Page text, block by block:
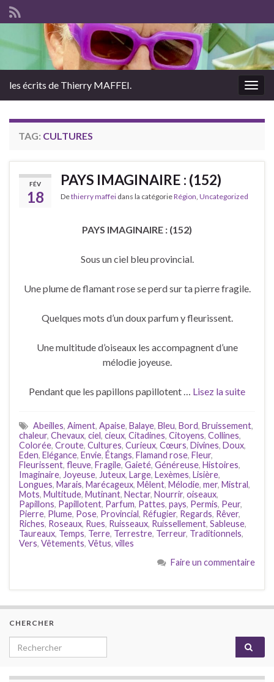
les écrits de Thierry MAFFEI.
TAG: CULTURES
FÉV
18
PAYS IMAGINAIRE : (152)
Dethierry maffei dans la catégorieRégion Uncategorized
PAYS IMAGINAIRE : (152)
Sous un ciel bleu provincial.
Une plume de flamant rose se perd sur ta pierre fragile.
Quelques mots d’un doux parfum y fleurissent.
Une multitude d’oiseaux les accompagnent d’une
mélodie joyeuse.
Pendant que les papillons papillotent … Lisez la suite
Abeilles, Aiment, Apaise, Balaye, Bleu, Bord, Bruissement,
chaleur, Chevaux, ciel, cieux, Citadines, Citoyens, Collines,
Colorée, Croute, Cultures, Curieux, Cœurs, Divines, Doux,
Eden, Elégance, Envie, Étangs, Flamand rose, Fleur,
Fleurissent, fleuve, Fragile, Gaieté, Généreuse, Histoires,
Imaginaire, Joyeuse, Juteux, Large, Lexèmes, Lisière,
Longues, Marais, Marécageux, Mêlent, Mélodie, mer, Mistral,
Mots, Multitude, Mutinant, Nectar, Nourrir, oiseaux,
Papillons, Papillotent, Parfum, Pattes, pays, Permis, Peur,
Pierre, Plume, Pose, Provincial, Réfugier, Regards, Rêver,
Riches, Roseaux, Rues, Ruisseaux, Ruissellement, Sableuse,
Taureaux, Temps, Terre, Terrestre, Terreur, Traditionnels,
Vers, Vêtements, Vêtus, villes
Faire un commentaire
CHERCHER
Search for: